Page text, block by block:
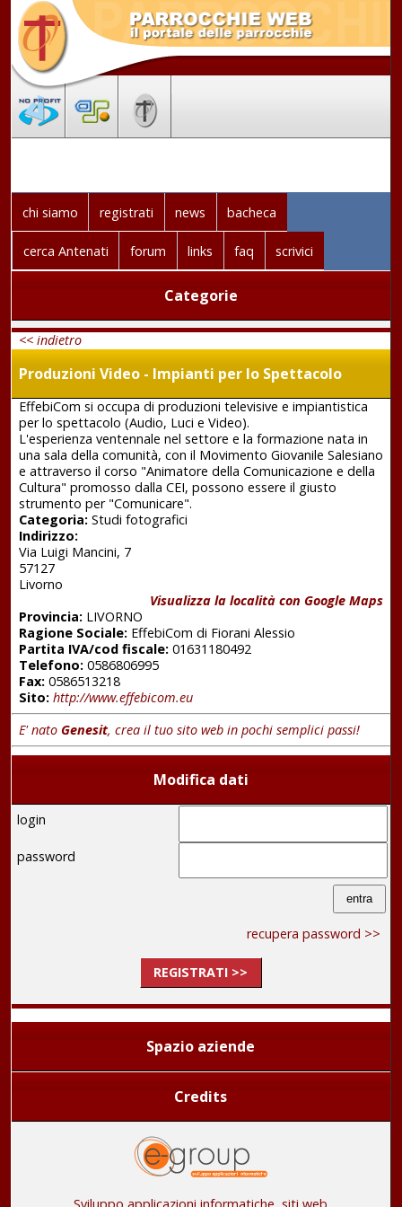
chi siamo registrati news bacheca
cerca Antenati forum links faq scrivici
Categorie
<< indietro
Produzioni Video - Impianti per lo Spettacolo
EffebiCom si occupa di produzioni televisive e impiantistica
per lo spettacolo (Audio, Luci e Video).
L'esperienza ventennale nel settore e la formazione nata in
una sala della comunità, con il Movimento Giovanile Salesiano
e attraverso il corso "Animatore della Comunicazione e della
Cultura" promosso dalla CEI, possono essere il giusto
strumento per "Comunicare".
Categoria:Studi fotografici
Indirizzo:
Via Luigi Mancini, 7
57127
Livorno
Visualizza la località con Google Maps
Provincia:LIVORNO
Ragione Sociale:EffebiCom di Fiorani Alessio
Partita IVA/cod fiscale:01631180492
Telefono:0586806995
Fax:0586513218
Sito: http://www.effebicom.eu
E' nato Genesit, crea il tuo sito web in pochi semplici passi!
Modifica dati
login
password
recupera password >>
REGISTRATI >>
Spazio aziende
Credits